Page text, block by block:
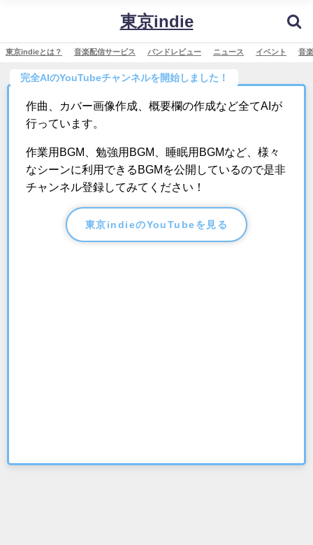
東京indie
東京indieとは？ 音楽配信サービス バンドレビュー ニュース イベント 音
完全AIのYouTubeチャンネルを開始しました！
作曲、カバー画像作成、概要欄の作成など全てAIが
行っています。
作業用BGM、勉強用BGM、睡眠用BGMなど、様々
なシーンに利用できるBGMを公開しているので是非
チャンネル登録してみてください！
東京indieのYouTubeを見る